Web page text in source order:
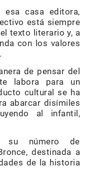
esa casa editora,
está siempre
texto literario y, a
con los valores
de pensar del
labora para un
cultural se ha
abarcar disímiles
al infantil,
su número de
destinada a
de la historia